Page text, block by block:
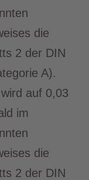
die
2 der DIN
A).
auf 0,03
im
die
2 der DIN